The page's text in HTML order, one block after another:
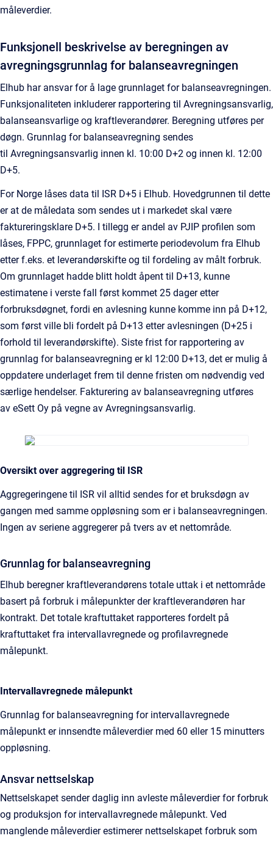
måleverdier.
Funksjonell beskrivelse av beregningen av
avregningsgrunnlag for balanseavregningen
Elhub har ansvar for å lage grunnlaget for balanseavregningen.
Funksjonaliteten inkluderer rapportering til Avregningsansvarlig,
balanseansvarlige og kraftleverandører. Beregning utføres per
døgn. Grunnlag for balanseavregning sendes
til Avregningsansvarlig innen kl. 10:00 D+2 og innen kl. 12:00
D+5.
For Norge låses data til ISR D+5 i Elhub. Hovedgrunnen til dette
er at de måledata som sendes ut i markedet skal være
faktureringsklare D+5. I tillegg er andel av PJIP profilen som
låses, FPPC, grunnlaget for estimerte periodevolum fra Elhub
etter f.eks. et leverandørskifte og til fordeling av målt forbruk.
Om grunnlaget hadde blitt holdt åpent til D+13, kunne
estimatene i verste fall først kommet 25 dager etter
forbruksdøgnet, fordi en avlesning kunne komme inn på D+12,
som først ville bli fordelt på D+13 etter avlesningen (D+25 i
forhold til leverandørskifte). Siste frist for rapportering av
grunnlag for balanseavregning er kl 12:00 D+13, det er mulig å
oppdatere underlaget frem til denne fristen om nødvendig ved
særlige hendelser. Fakturering av balanseavregning utføres
av eSett Oy på vegne av Avregningsansvarlig.
Oversikt over aggregering til ISR
Aggregeringene til ISR vil alltid sendes for et bruksdøgn av
gangen med samme oppløsning som er i balanseavregningen.
Ingen av seriene aggregerer på tvers av et nettområde.
Grunnlag for balanseavregning
Elhub beregner kraftleverandørens totale uttak i et nettområde
basert på forbruk i målepunkter der kraftleverandøren har
kontrakt. Det totale kraftuttaket rapporteres fordelt på
kraftuttaket fra intervallavregnede og profilavregnede
målepunkt.
Intervallavregnede målepunkt
Grunnlag for balanseavregning for intervallavregnede
målepunkt er innsendte måleverdier med 60 eller 15 minutters
oppløsning.
Ansvar nettselskap
Nettselskapet sender daglig inn avleste måleverdier for forbruk
og produksjon for intervallavregnede målepunkt. Ved
manglende måleverdier estimerer nettselskapet forbruk som